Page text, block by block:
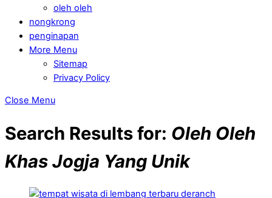
oleh oleh
nongkrong
penginapan
More Menu
Sitemap
Privacy Policy
Close Menu
Search Results for: Oleh Oleh
Khas Jogja Yang Unik